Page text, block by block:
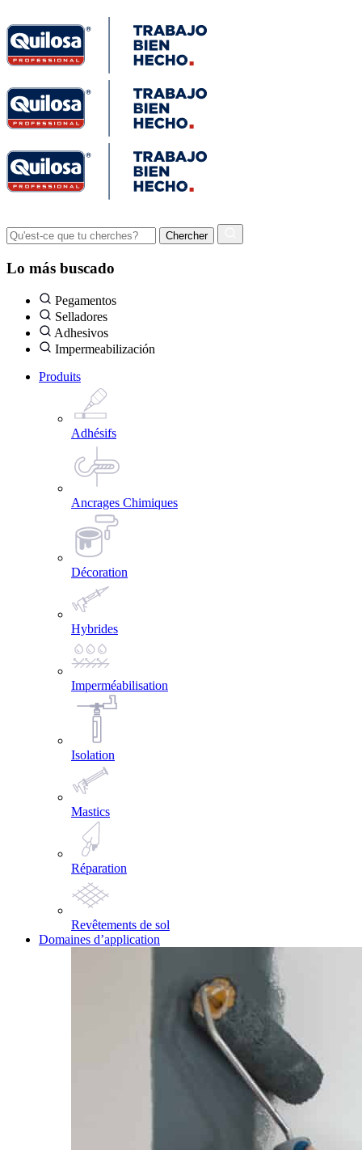
Lo más buscado
Pegamentos
Selladores
Adhesivos
Impermeabilización
Produits
Adhésifs
Ancrages Chimiques
Décoration
Hybrides
Imperméabilisation
Isolation
Mastics
Réparation
Revêtements de sol
Domaines d’application